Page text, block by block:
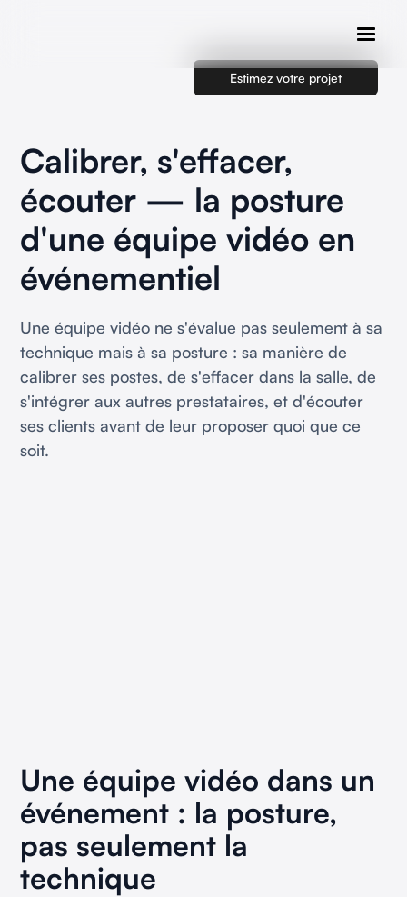
Estimez votre projet
Calibrer, s'effacer,
écouter — la posture
d'une équipe vidéo en
événementiel
Une équipe vidéo ne s'évalue pas seulement à sa
technique mais à sa posture : sa manière de
calibrer ses postes, de s'effacer dans la salle, de
s'intégrer aux autres prestataires, et d'écouter
ses clients avant de leur proposer quoi que ce
soit.
Une équipe vidéo dans un
événement : la posture,
pas seulement la
technique